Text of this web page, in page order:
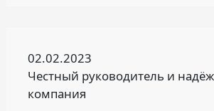
02.02.2023
Честный руководитель и
компания